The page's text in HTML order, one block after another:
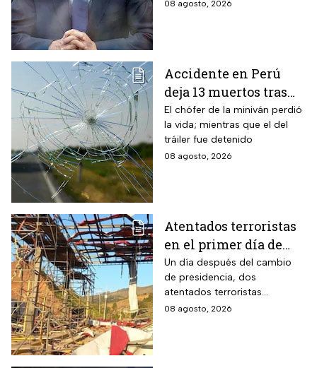
08 agosto, 2026
Accidente en Perú
deja 13 muertos tras
choque entre una
miniván y un tráiler
El chófer de la miniván perdió
la vida; mientras que el del
tráiler fue detenido
08 agosto, 2026
Atentados terroristas
en el primer día de
presidencia de
Abelardo De la
Espriella en Colombia
Un día después del cambio
de presidencia, dos
atentados terroristas
ocurrieron en Colombia
08 agosto, 2026